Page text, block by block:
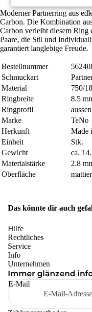
Moderner Partnerring aus
Carbon. Die Kombination
Carbon verleiht diesem
Paare, die Stil und
garantiert langlebige Freude.
Bestellnummer
Schmuckart
Material
750/
Ringbreite
8.5
Ringprofil
Marke
TeNo
Herkunft
Made
Einheit
Stk.
Gewicht
ca.
Materialstärke
2.8
Oberfläche
Das könnte dir auch
Hilfe
Rechtliches
Service
Info
Unternehmen
Immer glänzend
E-Mail